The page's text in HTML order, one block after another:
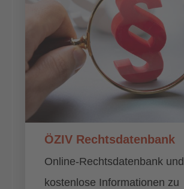
ÖZIV Rechtsdatenbank
Online-Rechtsdatenbank und
kostenlose Informationen zu